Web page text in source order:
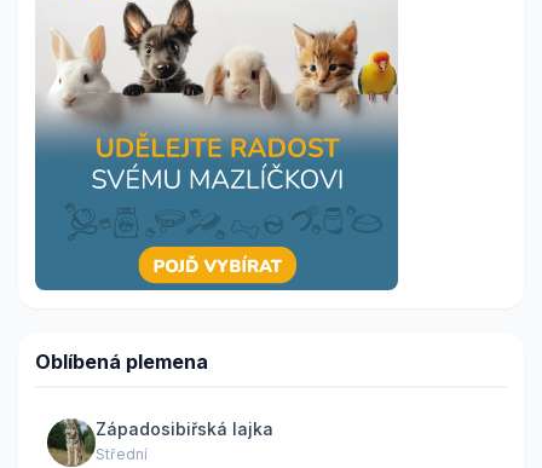
Oblíbená plemena
Západosibiřská lajka
Střední